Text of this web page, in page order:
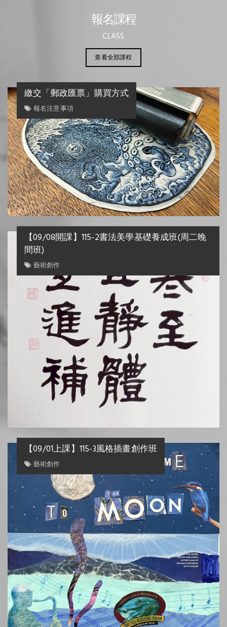
報名課程
CLASS
查看全部課程
繳交「郵政匯票」購買方式
報名注意事項
【09/08開課】115-2書法美學基礎養成班(周二晚
間班)
藝術創作
【09/01上課】115-3風格插畫創作班
藝術創作